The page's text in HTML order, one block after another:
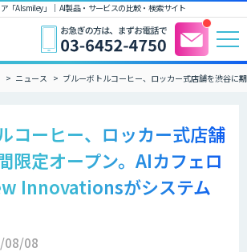
「AIsmiley」｜ AI製品・サービスの比較・検索サイト
ニュース ブルーボトルコーヒー、ロッカー式店舗を渋谷に
コーヒー、ロッカー式店舗
限定オープン。AIカフェロ
Innovationsがシステム
08/08